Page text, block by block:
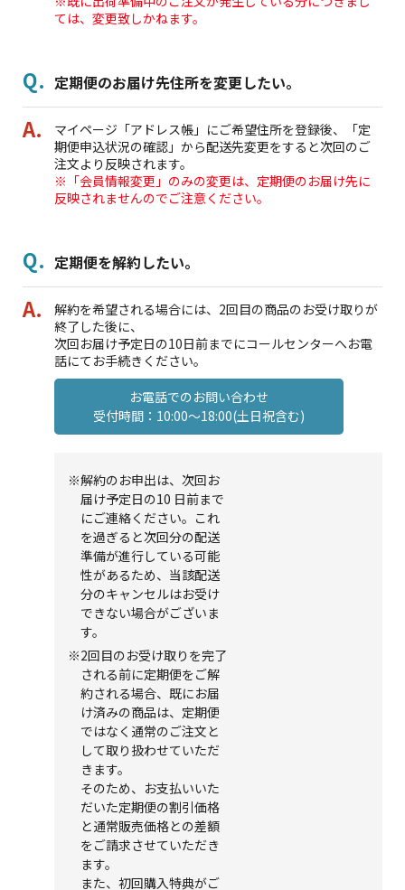
ては、変更致しかねます。
定期便のお届け先住所を変更したい。
マイページ「アドレス帳」にご希望住所を登録後、「定
期便申込状況の確認」から配送先変更をすると次回のご
注文より反映されます。
※「会員情報変更」のみの変更は、定期便のお届け先に
反映されませんのでご注意ください。
定期便を解約したい。
解約を希望される場合には、2回目の商品のお受け取りが
終了した後に、
次回お届け予定日の10日前までにコールセンターへお電
話にてお手続きください。
お電話でのお問い合わせ
受付時間：10:00～18:00(土日祝含む)
※解約のお申出は、次回お
届け予定日の10 日前まで
にご連絡ください。これ
を過ぎると次回分の配送
準備が進行している可能
性があるため、当該配送
分のキャンセルはお受け
できない場合がございま
す。
※2回目のお受け取りを完了
される前に定期便をご解
約される場合、既にお届
け済みの商品は、定期便
ではなく通常のご注文と
して取り扱わせていただ
きます。
そのため、お支払いいた
だいた定期便の割引価格
と通常販売価格との差額
をご請求させていただき
ます。
また、初回購入特典がご